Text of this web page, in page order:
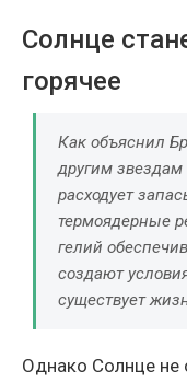
Солнце
горячее
Как объяснил
другим звездам
расходует
термоядерные
гелий
создают
существует
Однако Солнце не